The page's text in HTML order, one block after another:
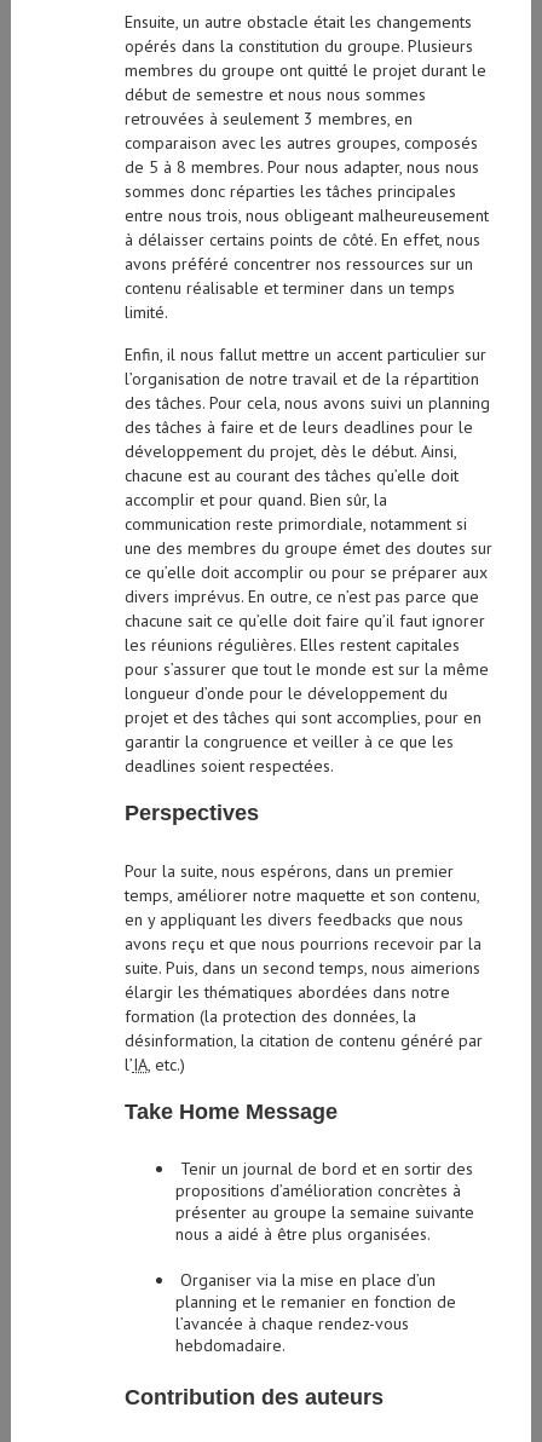
Ensuite, un autre obstacle était les changements
opérés dans la constitution du groupe. Plusieurs
membres du groupe ont quitté le projet durant le
début de semestre et nous nous sommes
retrouvées à seulement 3 membres, en
comparaison avec les autres groupes, composés
de 5 à 8 membres. Pour nous adapter, nous nous
sommes donc réparties les tâches principales
entre nous trois, nous obligeant malheureusement
à délaisser certains points de côté. En effet, nous
avons préféré concentrer nos ressources sur un
contenu réalisable et terminer dans un temps
limité.
Enfin, il nous fallut mettre un accent particulier sur
l’organisation de notre travail et de la répartition
des tâches. Pour cela, nous avons suivi un planning
des tâches à faire et de leurs deadlines pour le
développement du projet, dès le début. Ainsi,
chacune est au courant des tâches qu’elle doit
accomplir et pour quand. Bien sûr, la
communication reste primordiale, notamment si
une des membres du groupe émet des doutes sur
ce qu’elle doit accomplir ou pour se préparer aux
divers imprévus. En outre, ce n’est pas parce que
chacune sait ce qu’elle doit faire qu’il faut ignorer
les réunions régulières. Elles restent capitales
pour s’assurer que tout le monde est sur la même
longueur d’onde pour le développement du
projet et des tâches qui sont accomplies, pour en
garantir la congruence et veiller à ce que les
deadlines soient respectées.
Perspectives
Pour la suite, nous espérons, dans un premier
temps, améliorer notre maquette et son contenu,
en y appliquant les divers feedbacks que nous
avons reçu et que nous pourrions recevoir par la
suite. Puis, dans un second temps, nous aimerions
élargir les thématiques abordées dans notre
formation (la protection des données, la
désinformation, la citation de contenu généré par
l’IA, etc.)
Take Home Message
Tenir un journal de bord et en sortir des
propositions d’amélioration concrètes à
présenter au groupe la semaine suivante
nous a aidé à être plus organisées.
Organiser via la mise en place d’un
planning et le remanier en fonction de
l’avancée à chaque rendez-vous
hebdomadaire.
Contribution des auteurs